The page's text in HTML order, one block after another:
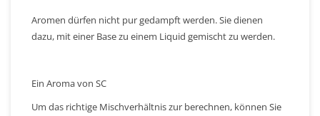
Aromen dürfen nicht pur gedampft werden. Sie dienen
dazu, mit einer Base zu einem Liquid gemischt zu werden.
Ein Aroma von SC
Um das richtige Mischverhältnis zur berechnen, können Sie